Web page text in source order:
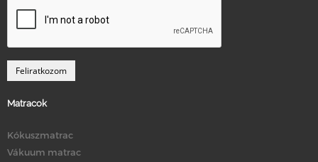
Matracok
Kókuszmatrac
Vákuum matrac